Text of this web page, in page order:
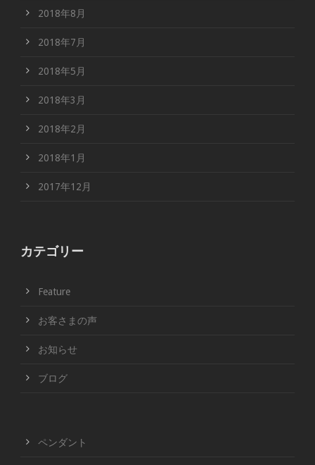
2018年8月
2018年7月
2018年5月
2018年3月
2018年2月
2018年1月
2017年12月
カテゴリー
Feature
お客さまの声
お知らせ
ブログ
ペンダント